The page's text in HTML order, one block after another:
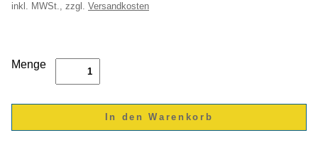
inkl. MWSt., zzgl. Versandkosten
Menge